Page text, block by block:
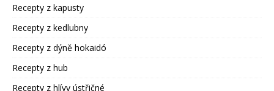
Recepty z kapusty
Recepty z kedlubny
Recepty z dýně hokaidó
Recepty z hub
Recepty z hlívy ústřičné